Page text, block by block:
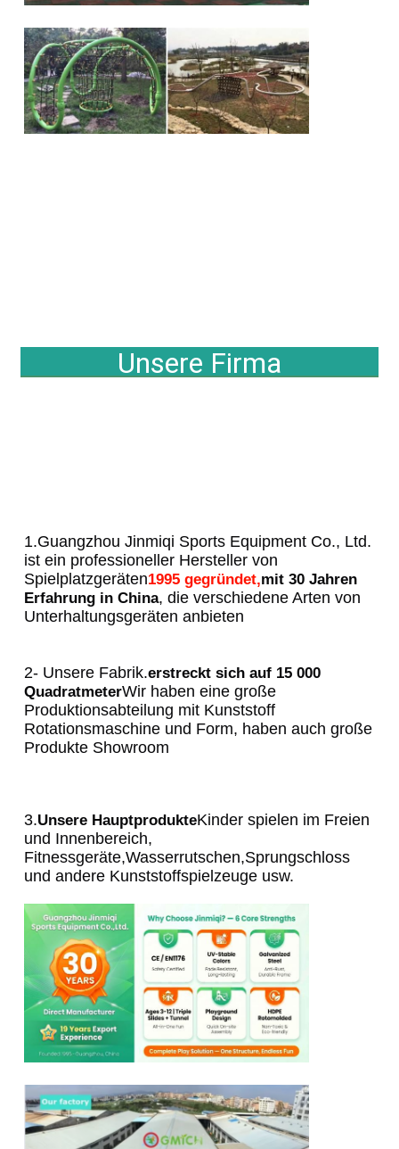
Unsere Firma
1.Guangzhou Jinmiqi Sports Equipment Co., Ltd.
ist ein professioneller Hersteller von
Spielplatzgeräten1995 gegründet,mit 30 Jahren
Erfahrung in China, die verschiedene Arten von
Unterhaltungsgeräten anbieten
2- Unsere Fabrik.erstreckt sich auf 15 000
QuadratmeterWir haben eine große
Produktionsabteilung mit Kunststoff
Rotationsmaschine und Form, haben auch große
Produkte Showroom
3.Unsere HauptprodukteKinder spielen im Freien
und Innenbereich,
Fitnessgeräte,Wasserrutschen,Sprungschloss
und andere Kunststoffspielzeuge usw.